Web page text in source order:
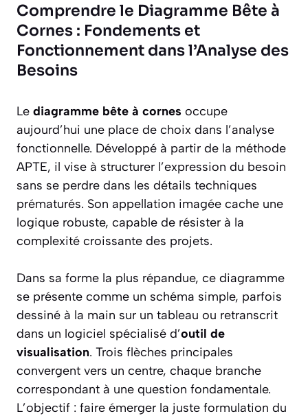
Comprendre le Diagramme Bête à
Cornes : Fondements et
Fonctionnement dans l’Analyse des
Besoins
Le diagramme bête à cornes occupe
aujourd’hui une place de choix dans l’analyse
fonctionnelle. Développé à partir de la méthode
APTE, il vise à structurer l’expression du besoin
sans se perdre dans les détails techniques
prématurés. Son appellation imagée cache une
logique robuste, capable de résister à la
complexité croissante des projets.
Dans sa forme la plus répandue, ce diagramme
se présente comme un schéma simple, parfois
dessiné à la main sur un tableau ou retranscrit
dans un logiciel spécialisé d’outil de
visualisation. Trois flèches principales
convergent vers un centre, chaque branche
correspondant à une question fondamentale.
L’objectif : faire émerger la juste formulation du